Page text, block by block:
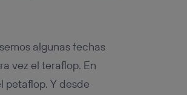
algunas fechas
vez el teraflop. En
petaflop. Y desde